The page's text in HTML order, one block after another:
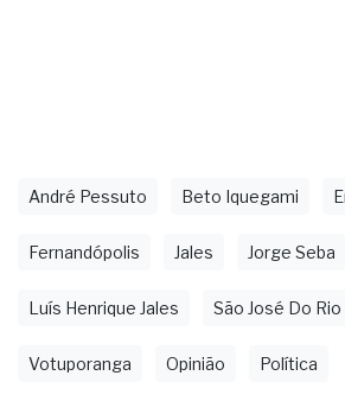
André Pessuto Beto Iquegami
Fernandópolis Jales Jorge Seba
Luís Henrique Jales São José Do
Votuporanga Opinião Política